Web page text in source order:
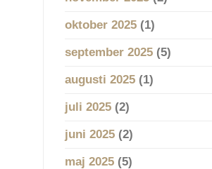
oktober 2025(1)
september 2025(5)
augusti 2025(1)
juli 2025(2)
juni 2025(2)
maj 2025(5)